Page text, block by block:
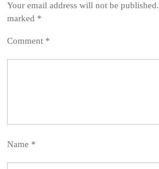
Your email address will not be published.
marked *
Comment *
Name *